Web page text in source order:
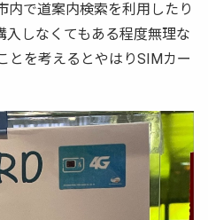
内で道案内検索を利用したり
入しなくてもある程度無理な
とを考えるとやはりSIMカー